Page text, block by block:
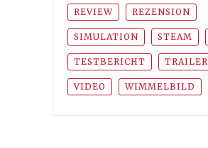
REVIEW REZENSION
SIMULATION STEAM
TESTBERICHT TRAILER
VIDEO WIMMELBILD